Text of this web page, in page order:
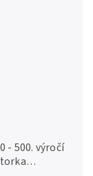
- 500. výročí